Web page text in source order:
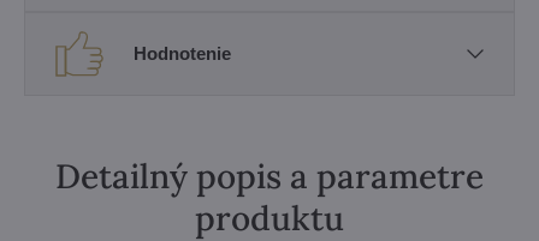
Hodnotenie
Detailný popis a parametre
produktu